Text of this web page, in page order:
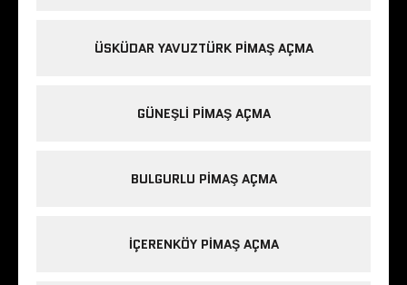
ÜSKÜDAR YAVUZTÜRK PIMAŞ AÇMA
GÜNEŞLI PIMAŞ AÇMA
BULGURLU PIMAŞ AÇMA
IÇERENKÖY PIMAŞ AÇMA